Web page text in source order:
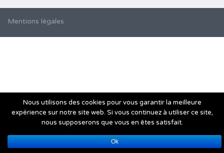
Mentions légales
Nous utilisons des cookies pour vous garantir la meilleure
expérience sur notre site web. Si vous continuez à utiliser ce site,
nous supposerons que vous en êtes satisfait.
Ok